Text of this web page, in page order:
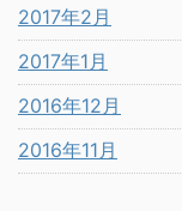
2017年2月
2017年1月
2016年12月
2016年11月